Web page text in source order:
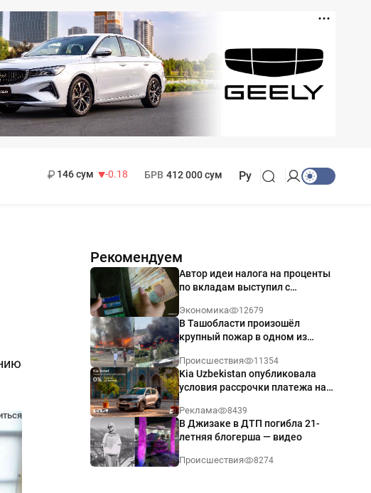
146 сум
-0.18
БРВ 412 000 сум Ру
Рекомендуем
Автор идеи налога на проценты
по вкладам выступил с
Экономика 12679
В Ташобласти произошёл
крупный пожар в одном из
Происшествия 11354
Kia Uzbekistan опубликовала
условия рассрочки платежа на
годовых
Реклама 8439
В Джизаке в ДТП погибла 21-
летняя блогерша — видео
Происшествия 8274